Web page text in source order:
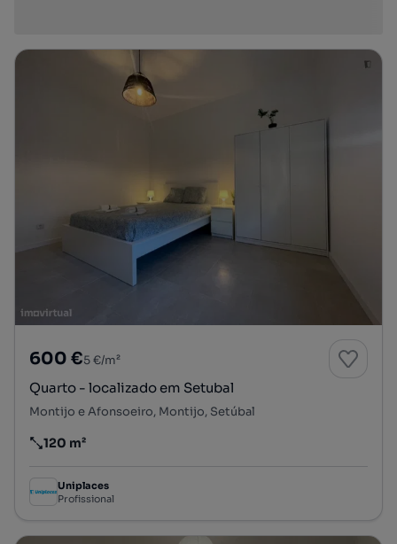
600 €5 €/m²
Quarto - localizado em Setubal
Montijo e Afonsoeiro, Montijo, Setúbal
Preço por metro quadrado
120 m²
Uniplaces
Profissional